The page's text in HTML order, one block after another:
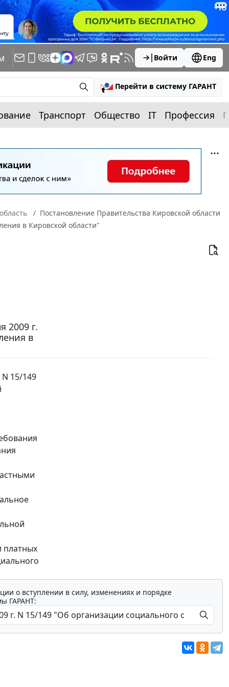
Войти Eng
Перейти в систему ГАРАНТ
Транспорт Общество IT Профессия
Постановление Правительства Кировской области
в Кировской области"
2009 г.
в
15/149
платных
о вступлении в силу, изменениях и порядке
ГАРАНТ: